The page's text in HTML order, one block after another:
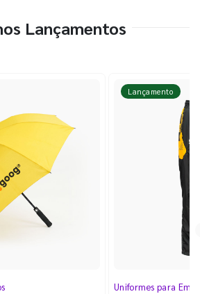
Lançamentos
Lançamento
Uniformes para